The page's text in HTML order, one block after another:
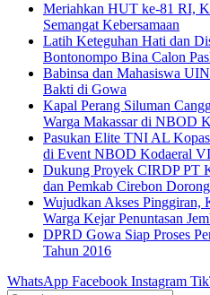
Meriahkan HUT ke-81 RI,
Semangat Kebersamaan
Latih Keteguhan Hati dan
Bontonompo Bina Calon
Babinsa dan Mahasiswa
Bakti di Gowa
Kapal Perang Siluman
Warga Makassar di NBOD
Pasukan Elite TNI AL
di Event NBOD Kodaeral VI
Dukung Proyek CIRDP
dan Pemkab Cirebon
Wujudkan Akses Pinggiran,
Warga Kejar Penuntasan
DPRD Gowa Siap Proses
Tahun 2016
WhatsApp Facebook Instagram